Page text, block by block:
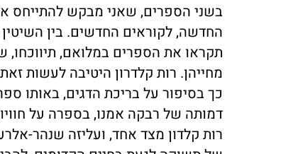
בשני הספרים, שאני מבקש להתייחס
החדשה, לקוראים החדשים. בין
תקראו את הספרים במלואם, תיווכחו,
מחייהן. רות קלדרון היטיבה לעשות
דמותה של רבקה אמנו, בספרה על
רות קלדון מצד אחד, ועליזה שנהר-